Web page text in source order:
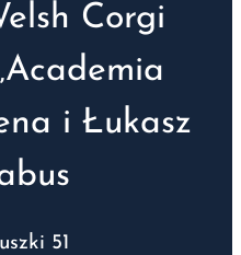
Corgi
i Łukasz
51